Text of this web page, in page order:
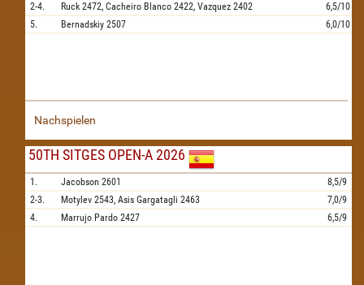
2-4.
Ruck 2472, Cacheiro Blanco 2422, Vazquez 2402
6,5/10
5.
Bernadskiy 2507 6,0/10
Nachspielen
50TH SITGES OPEN-A 2026
1. Jacobson 2601
8,5/9
2-3.
Motylev 2543, Asis Gargatagli 2463
7,0/9
4.
Marrujo Pardo 2427 6,5/9